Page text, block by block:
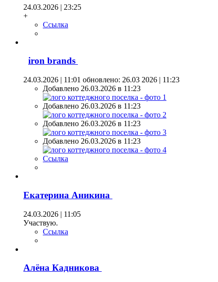
24.03.2026 | 23:25
+
Ссылка
iron brands
24.03.2026 | 11:01 обновлено: 26.03 2026 | 11:23
Добавлено 26.03.2026 в 11:23
Добавлено 26.03.2026 в 11:23
Добавлено 26.03.2026 в 11:23
Добавлено 26.03.2026 в 11:23
Ссылка
Екатерина Аникина
24.03.2026 | 11:05
Участвую.
Ссылка
Алёна Кадникова